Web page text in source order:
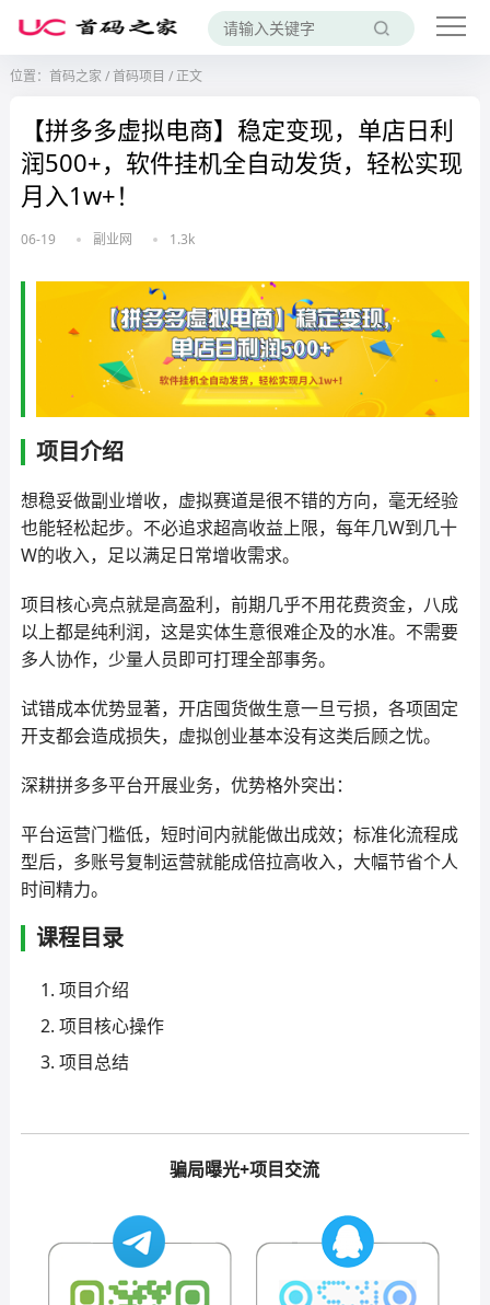
位置： 首码之家 /首码项目 /正文
【拼多多虚拟电商】稳定变现，单店日利
润500+，软件挂机全自动发货，轻松实现
月入1w+！
06-19 副业网 1.3k
项目介绍
想稳妥做副业增收，虚拟赛道是很不错的方向，毫无经验
也能轻松起步。不必追求超高收益上限，每年几W到几十
W的收入，足以满足日常增收需求。
项目核心亮点就是高盈利，前期几乎不用花费资金，八成
以上都是纯利润，这是实体生意很难企及的水准。不需要
多人协作，少量人员即可打理全部事务。
试错成本优势显著，开店囤货做生意一旦亏损，各项固定
开支都会造成损失，虚拟创业基本没有这类后顾之忧。
深耕拼多多平台开展业务，优势格外突出：
平台运营门槛低，短时间内就能做出成效；标准化流程成
型后，多账号复制运营就能成倍拉高收入，大幅节省个人
时间精力。
课程目录
项目介绍
项目核心操作
项目总结
骗局曝光+项目交流